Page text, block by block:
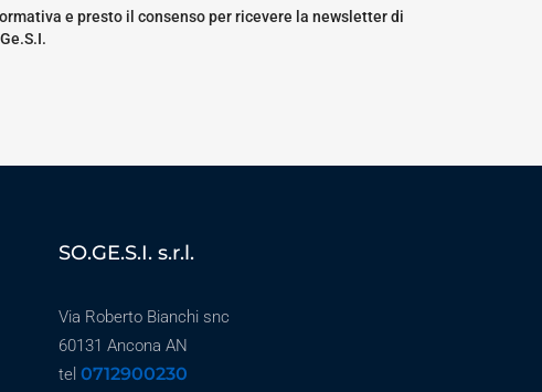
e presto il consenso per ricevere la newsletter di
SO.GE.S.I. s.r.l.
Via Roberto Bianchi snc
60131 Ancona AN
tel 0712900230